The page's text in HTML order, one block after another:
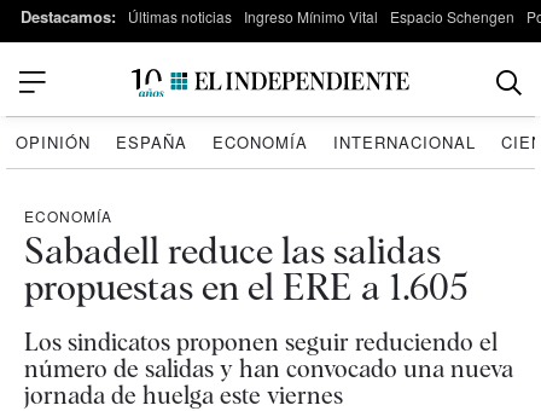
Destacamos: Últimas noticias Ingreso Mínimo Vital Espacio Schengen
OPINIÓN ESPAÑA ECONOMÍA INTERNACIONAL
ECONOMÍA
Sabadell reduce las salidas
propuestas en el ERE a 1.605
Los sindicatos proponen seguir reduciendo el
número de salidas y han convocado una nueva
jornada de huelga este viernes